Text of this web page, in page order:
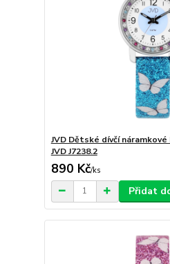
JVD Dětské dívčí náramkové
JVD J7238.2
890 Kč/ks
Přidat